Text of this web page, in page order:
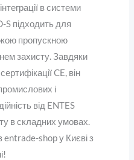
в системи
S підходить для
пропускною
захисту. Завдяки
CE, він
і
від ENTES
в складних умовах.
shop у Києві з
!